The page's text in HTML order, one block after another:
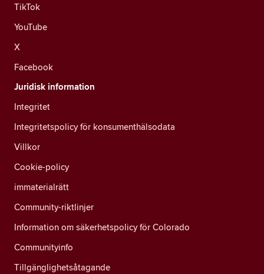
TikTok
YouTube
X
Facebook
Juridisk information
Integritet
Integritetspolicy för konsumenthälsodata
Villkor
Cookie-policy
immaterialrätt
Community-riktlinjer
Information om säkerhetspolicy för Colorado
Communityinfo
Tillgänglighetsåtagande